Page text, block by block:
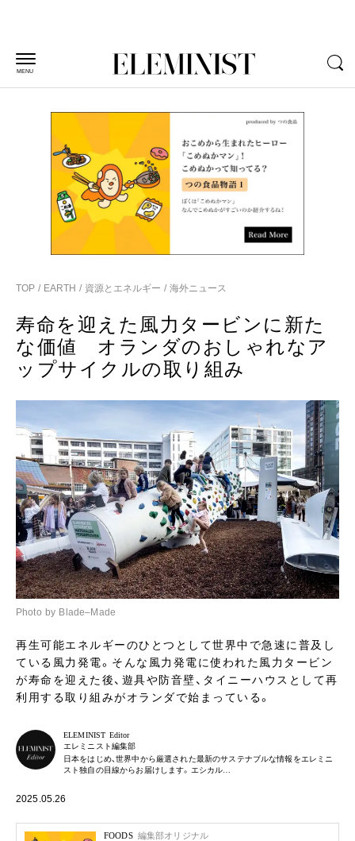
MENU
TOP EARTH 資源とエネルギー 海外ニュース
寿命を迎えた風力タービンに新た
な価値 オランダのおしゃれなア
ップサイクルの取り組み
Photo by Blade–Made
再生可能エネルギーのひとつとして世界中で急速に普及し
ている風力発電。そんな風力発電に使われた風力タービン
が寿命を迎えた後、遊具や防音壁、タイニーハウスとして再
利用する取り組みがオランダで始まっている。
ELEMINIST Editor
エレミニスト編集部
日本をはじめ、世界中から厳選された最新のサステナブルな情報をエレミニ
スト独自の目線からお届けします。エシカル…
2025.05.26
FOODS 編集部オリジナル